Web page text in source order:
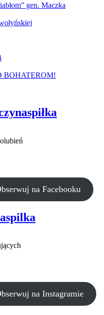
gen. Maczka
BOHATEROM!
na Facebooku
na Instagramie